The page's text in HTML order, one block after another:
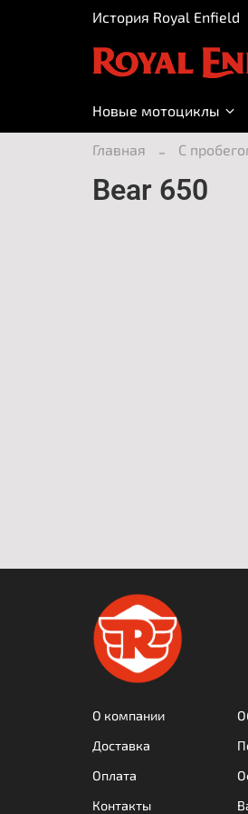
История Royal Enfield
Новые мотоциклы
Главная С
Bear 650
О компании
Доставка
Оплата
Контакты